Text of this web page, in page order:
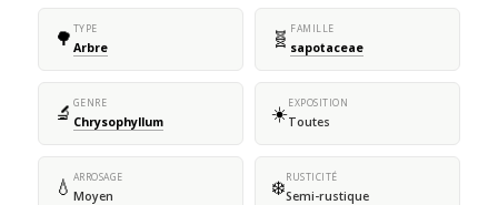
🌳 TYPE
Arbre 🧬 FAMILLE
sapotaceae
🔬 GENRE
Chrysophyllum ☀️EXPOSITION
Toutes
💧 ARROSAGE
Moyen ❄️RUSTICITÉ
Semi-rustique